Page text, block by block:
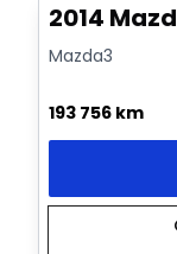
2014
Mazda3
193 756 km